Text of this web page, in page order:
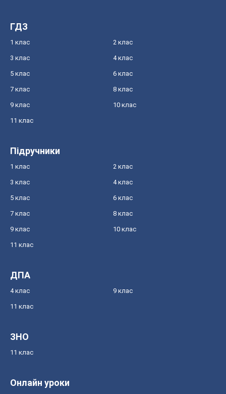
ГДЗ
1 клас 2 клас
3 клас 4 клас
5 клас 6 клас
7 клас 8 клас
9 клас 10 клас
11 клас
Підручники
1 клас 2 клас
3 клас 4 клас
5 клас 6 клас
7 клас 8 клас
9 клас 10 клас
11 клас
ДПА
4 клас 9 клас
11 клас
ЗНО
11 клас
Онлайн уроки